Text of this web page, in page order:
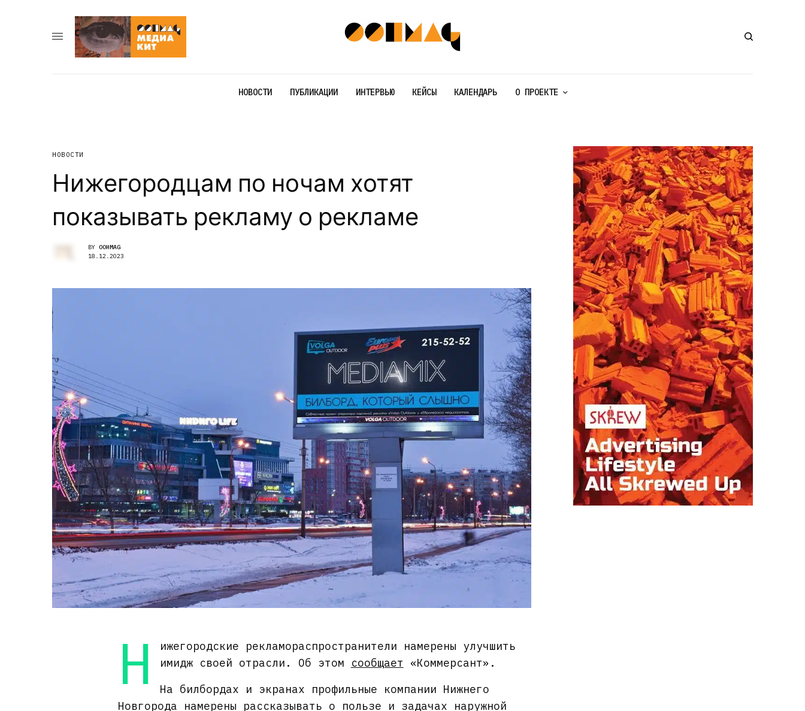
НОВОСТИ ПУБЛИКАЦИИ ИНТЕРВЬЮ КЕЙСЫ КАЛЕНДАРЬ О ПРОЕКТЕ
НОВОСТИ
Нижегородцам по ночам хотят
показывать рекламу о рекламе
BY OOHMAG
18.12.2023
Н
ижегородские рекламораспространители намерены улучшить
имидж своей отрасли. Об этом
сообщает «Коммерсант».
На билбордах и экранах профильные компании Нижнего
Новгорода намерены рассказывать о пользе и задачах наружной